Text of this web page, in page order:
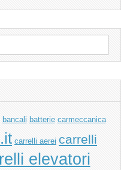
bancali batterie carmeccanica
carrelli aerei carrelli
elevatori